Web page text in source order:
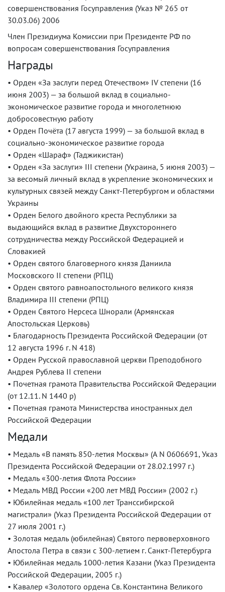
совершенствования Госуправления (Указ № 265 от
30.03.06) 2006
Член Президиума Комиссии при Президенте РФ по
вопросам совершенствования Госуправления
Награды
• Орден «За заслуги перед Отечеством» IV степени (16
июня 2003) — за большой вклад в социально-
экономическое развитие города и многолетнюю
добросовестную работу
• Орден Почёта (17 августа 1999) — за большой вклад в
социально-экономическое развитие города
• Орден «Шараф» (Таджикистан)
• Орден «За заслуги» III степени (Украина, 5 июня 2003) —
за весомый личный вклад в укрепление экономических и
культурных связей между Санкт-Петербургом и областями
Украины
• Орден Белого двойного креста Республики за
выдающийся вклад в развитие Двухстороннего
сотрудничества между Российской Федерацией и
Словакией
• Орден святого благоверного князя Даниила
Московского II степени (РПЦ)
• Орден святого равноапостольного великого князя
Владимира III степени (РПЦ)
• Орден Святого Нерсеса Шнорали (Армянская
Апостольская Церковь)
• Благодарность Президента Российской Федерации (от
12 августа 1996 г. N 418)
• Орден Русской православной церкви Преподобного
Андрея Рублева II степени
• Почетная грамота Правительства Российской Федерации
(от 12.11. N 1440 р)
• Почетная грамота Министерства иностранных дел
Российской Федерации
Медали
• Медаль «В память 850-летия Москвы» (А N 0606691, Указ
Президента Российской Федерации от 28.02.1997 г.)
• Медаль «300-летия Флота России»
• Медаль МВД России «200 лет МВД России» (2002 г.)
• Юбилейная медаль «100 лет Транссибирской
магистрали» (Указ Президента Российской Федерации от
27 июля 2001 г.)
• Золотая медаль (юбилейная) Святого первоверховного
Апостола Петра в связи с 300-летием г. Санкт-Петербурга
• Юбилейная медаль 1000-летия Казани (Указ Президента
Российской Федерации, 2005 г.)
• Кавалер «Золотого ордена Св. Константина Великого